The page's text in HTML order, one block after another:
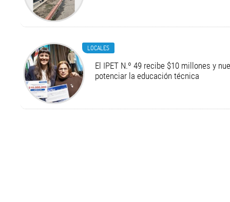
LOCALES
El IPET N.º 49 recibe $10 millones y
potenciar la educación técnica